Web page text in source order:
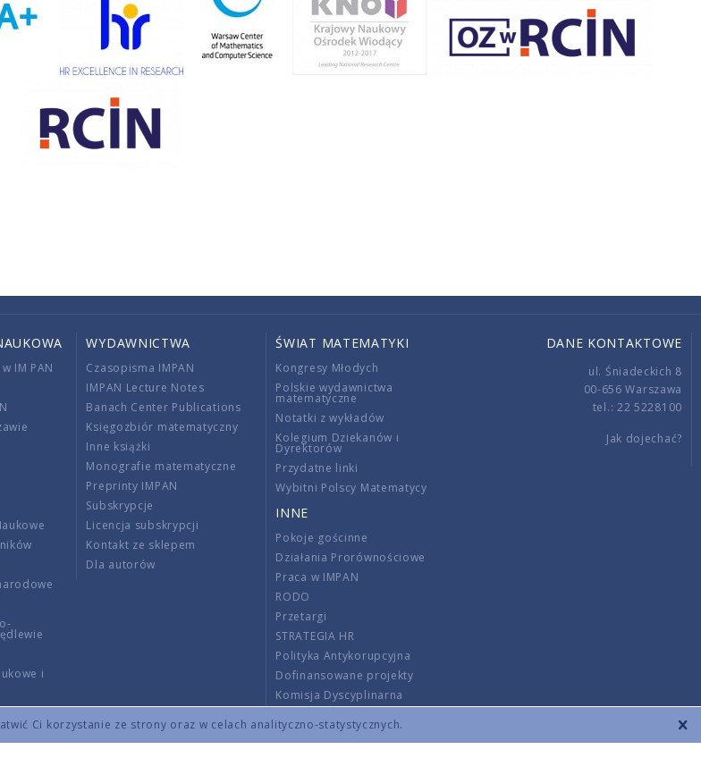
Ci korzystanie ze strony oraz w celach analityczno-statystycznych.
IM PAN
i
WYDAWNICTWA
Czasopisma IMPAN
IMPAN Lecture Notes
Banach Center Publications
Księgozbiór matematyczny
Inne książki
Monografie matematyczne
Preprinty IMPAN
Subskrypcje
Licencja subskrypcji
Kontakt ze sklepem
Dla autorów
ŚWIAT MATEMATYKI
Kongresy Młodych
Polskie wydawnictwa
matematyczne
Notatki z wykładów
Kolegium Dziekanów i
Dyrektorów
Przydatne linki
Wybitni Polscy Matematycy
INNE
Pokoje gościnne
Działania Prorównościowe
Praca w IMPAN
RODO
Przetargi
STRATEGIA HR
Polityka Antykorupcyjna
Dofinansowane projekty
Komisja Dyscyplinarna
Wnoszenie opłat
DANE KONTAKTOWE
ul. Śniadeckich 8
00-656 Warszawa
tel.: 22 5228100
Jak dojechać?